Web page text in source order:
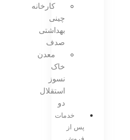
کارخانه
چینی
بهداشتی
صدف
معدن
خاک
نسوز
استقلال
دو
خدمات
پس از